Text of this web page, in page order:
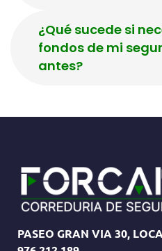
¿Qué sucede si
fondos de mi
antes?
PASEO GRAN VIA 30,